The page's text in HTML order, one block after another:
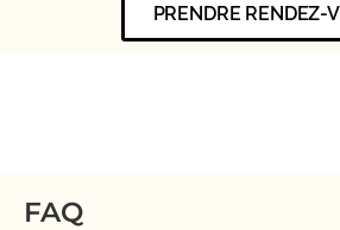
PRENDRE RENDEZ-
FAQ